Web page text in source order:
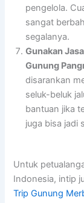
pengelola.
sangat
segalanya.
Gunakan
Gunung
disarankan
seluk-beluk
bantuan jika
juga bisa jadi
Untuk
Indonesia, intip
Trip Gunung